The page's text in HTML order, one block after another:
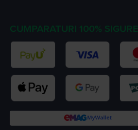
CUMPARATURI 100% SIGURE